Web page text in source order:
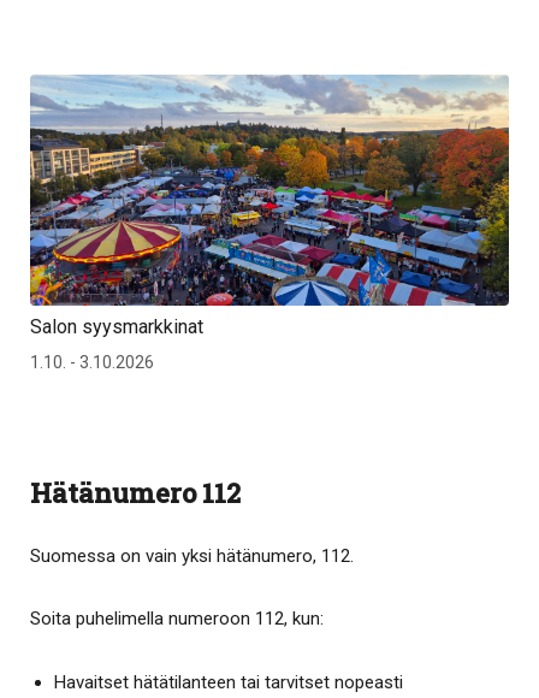
Salon syysmarkkinat
1.10. - 3.10.2026
Hätänumero 112
Suomessa on vain yksi hätänumero, 112.
Soita puhelimella numeroon 112, kun:
Havaitset hätätilanteen tai tarvitset nopeasti